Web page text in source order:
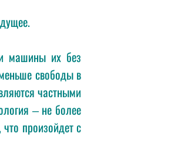
машины их без
свободы в
частными
‒ не более
произойдет с